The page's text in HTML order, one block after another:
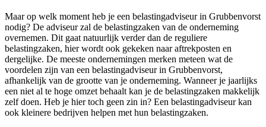
Maar op welk moment heb je een belastingadviseur in Grubbenvorst
nodig? De adviseur zal de belastingzaken van de onderneming
overnemen. Dit gaat natuurlijk verder dan de reguliere
belastingzaken, hier wordt ook gekeken naar aftrekposten en
dergelijke. De meeste ondernemingen merken meteen wat de
voordelen zijn van een belastingadviseur in Grubbenvorst,
afhankelijk van de grootte van je onderneming. Wanneer je jaarlijks
een niet al te hoge omzet behaalt kan je de belastingzaken makkelijk
zelf doen. Heb je hier toch geen zin in? Een belastingadviseur kan
ook kleinere bedrijven helpen met hun belastingzaken.